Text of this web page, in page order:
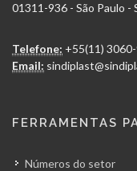
01311-936 - São Paulo -
Telefone: +55(11)
Email:
FERRAMENTAS
Números do setor